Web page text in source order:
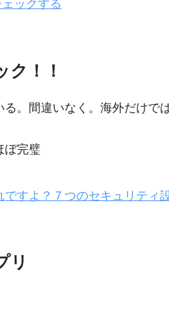
ックする
ク！！
。間違いなく。海外だけで
ぼ完璧
ですよ？７つのセキュリティ
リ